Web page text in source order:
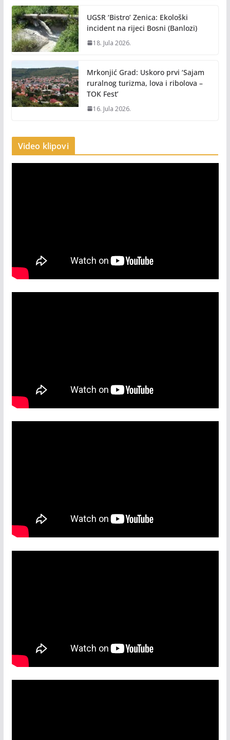
UGSR ‘Bistro’ Zenica: Ekološki
incident na rijeci Bosni (Banlozi)
18. Jula 2026.
Mrkonjić Grad: Uskoro prvi ‘Sajam
ruralnog turizma, lova i ribolova –
TOK Fest’
16. Jula 2026.
Video klipovi